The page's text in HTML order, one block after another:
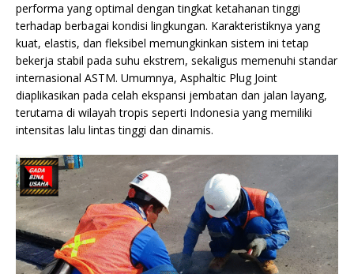
performa yang optimal dengan tingkat ketahanan tinggi
terhadap berbagai kondisi lingkungan. Karakteristiknya yang
kuat, elastis, dan fleksibel memungkinkan sistem ini tetap
bekerja stabil pada suhu ekstrem, sekaligus memenuhi standar
internasional ASTM. Umumnya, Asphaltic Plug Joint
diaplikasikan pada celah ekspansi jembatan dan jalan layang,
terutama di wilayah tropis seperti Indonesia yang memiliki
intensitas lalu lintas tinggi dan dinamis.